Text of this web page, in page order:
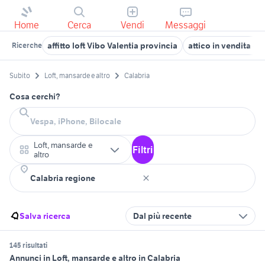
Home Cerca Vendi Messaggi
Ricerche affitto loft Vibo Valentia provincia attico in vendita
Subito Loft, mansarde e altro Calabria
Cosa cerchi?
Loft, mansarde e
altro
Filtri
Salva ricerca Dal più recente
145 risultati
Annunci in Loft, mansarde e altro in Calabria